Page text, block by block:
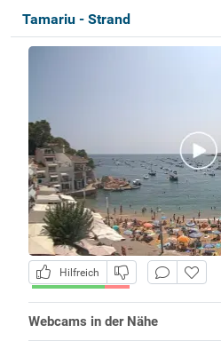
Tamariu - Strand
Hilfreich
Webcams in der Nähe